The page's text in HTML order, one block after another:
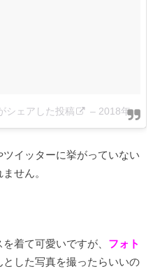
シェアした投稿 – 2018年 2月月6日午前6時33分PST
イッターに挙がっていない
せん。
着て可愛いですが、 フォト
した写真を撮ったらいいの